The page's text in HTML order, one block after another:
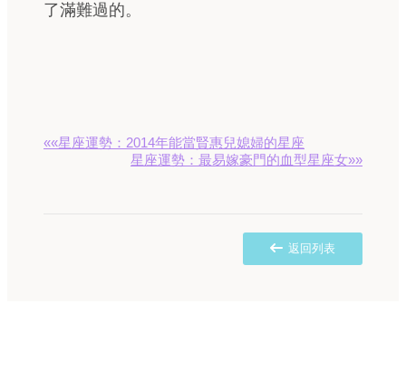
了滿難過的。
««星座運勢：2014年能當賢惠兒媳婦的星座
星座運勢：最易嫁豪門的血型星座女»»
返回列表